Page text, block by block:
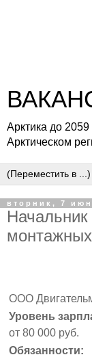
Арктика до
Арктическом
вторник, 7
Начальник
ООО
Уровень
от 80 000 руб.
Обязанности: